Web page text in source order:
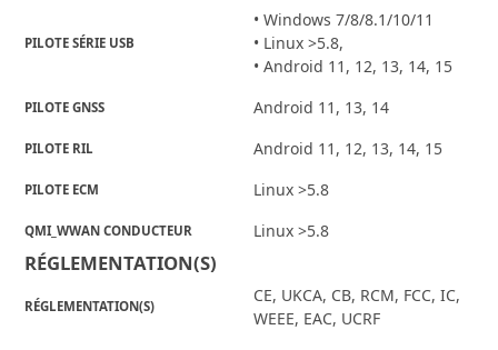
PILOTE SÉRIE USB
• Windows 7/8/8.1/10/11
• Linux >5.8,
• Android 11, 12, 13, 14, 15
PILOTE GNSS Android 11, 13, 14
PILOTE RIL Android 11, 12, 13, 14, 15
PILOTE ECM Linux >5.8
QMI_WWAN CONDUCTEUR Linux >5.8
RÉGLEMENTATION(S)
RÉGLEMENTATION(S)
CE, UKCA, CB, RCM, FCC, IC,
WEEE, EAC, UCRF